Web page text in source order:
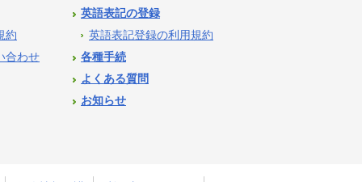
約
合わせ
英語表記の登録
英語表記登録の利用規約
各種手続
よくある質問
お知らせ